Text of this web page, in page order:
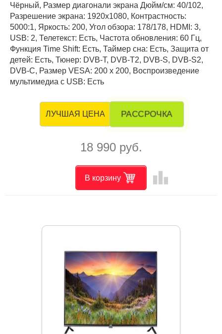
Чёрный, Размер диагонали экрана Дюйм/см: 40/102,
Разрешение экрана: 1920x1080, Контрастность:
5000:1, Яркость: 200, Угол обзора: 178/178, HDMI: 3,
USB: 2, Телетекст: Есть, Частота обновления: 60 Гц,
Функция Time Shift: Есть, Таймер сна: Есть, Защита от
детей: Есть, Тюнер: DVB-T, DVB-T2, DVB-S, DVB-S2,
DVB-C, Размер VESA: 200 х 200, Воспроизведение
мультимедиа с USB: Есть
ЛУЧШАЯ ЦЕНА РАССРОЧКА
18 990 руб.
В корзину leaderboard